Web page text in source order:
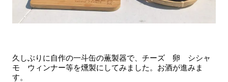
久しぶりに自作の一斗缶の薫製器で、チーズ 卵 シシャ
モ ウィンナー等を燻製にしてみました。お酒が進みま
す。